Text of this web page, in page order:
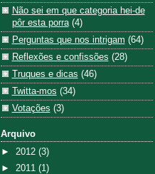
Não sei em que categoria hei-de
pôr esta porra (4)
Perguntas que nos intrigam (64)
Reflexões e confissões (28)
Truques e dicas (46)
Twitta-mos (34)
Votações (3)
Arquivo
► 2012 (3)
► 2011 (1)